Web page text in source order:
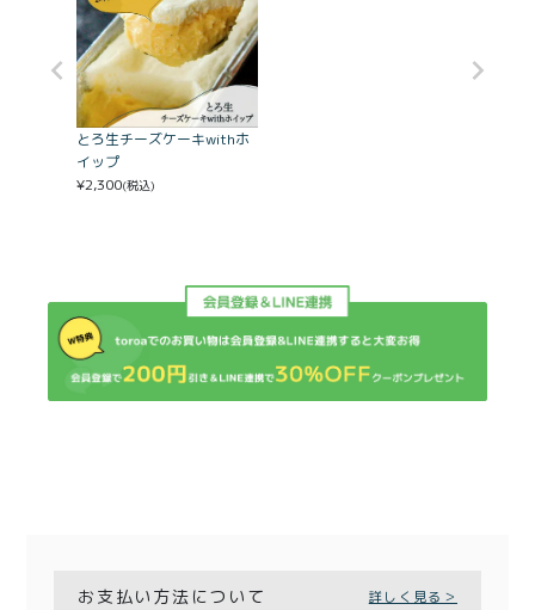
とろ生チーズケーキwithホ
イップ
¥2,300(税込)
お支払い方法について 詳しく見る＞